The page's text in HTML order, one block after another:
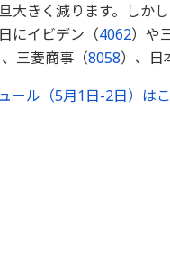
大きく減ります。しか
にイビデン（4062）や
三菱商事（8058）、日
ール（5月1日-2日）は